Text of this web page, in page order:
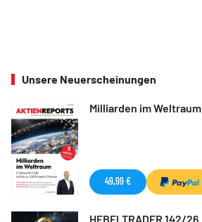
Unsere Neuerscheinungen
Milliarden im Weltraum
49,99 €
HEBELTRADER 142/26